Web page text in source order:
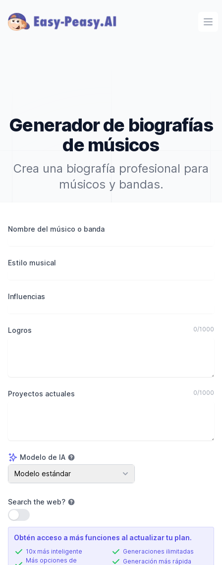
Generador de biografías
de músicos
Crea una biografía profesional para
músicos y bandas.
Nombre del músico o banda
Estilo musical
Influencias
Logros 0/1000
Proyectos actuales 0/1000
Modelo de IA
Modelo de IA
Modelo estándar
Search the web?
Usar configuración
Obtén acceso a más funciones al actualizar tu plan.
10x más inteligente
Más opciones de
Generaciones ilimitadas
Generación más rápida